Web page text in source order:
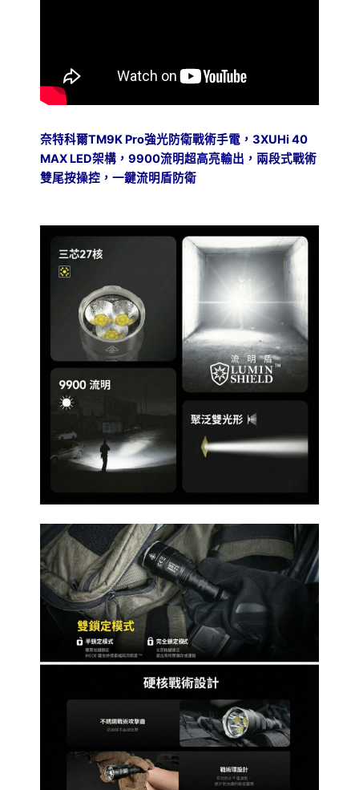
尾
按
量奈特科爾TM9K Pro強光防衛戰術手電， 3XUHi 40
MAX LED架構， 9900流明超高亮輸出，兩段式戰術
雙尾按操控，一鍵流明盾防衛